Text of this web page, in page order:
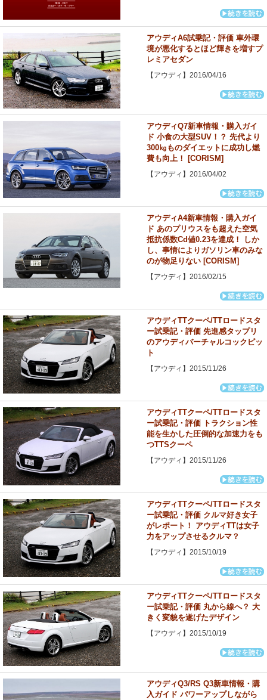
アウディA6試乗記・評価 車外環
境が悪化するとほど輝きを増すプ
レミアセダン
【アウディ】2016/04/16
アウディQ7新車情報・購入ガイ
ド 小食の大型SUV！？ 先代より
300㎏ものダイエットに成功し燃
費も向上！ [CORISM]
【アウディ】2016/04/02
アウディA4新車情報・購入ガイ
ド あのプリウスをも超えた空気
抵抗係数Cd値0.23を達成！ しか
し、事情によりガソリン車のみな
のが物足りない [CORISM]
【アウディ】2016/02/15
アウディTTクーペ/TTロードスタ
ー試乗記・評価 先進感タップリ
のアウディバーチャルコックピッ
ト
【アウディ】2015/11/26
アウディTTクーペ/TTロードスタ
ー試乗記・評価 トラクション性
能を生かした圧倒的な加速力をも
つTTSクーペ
【アウディ】2015/11/26
アウディTTクーペ/TTロードスタ
ー試乗記・評価 クルマ好き女子
がレポート！ アウディTTは女子
力をアップさせるクルマ？
【アウディ】2015/10/19
アウディTTクーペ/TTロードスタ
ー試乗記・評価 丸から線へ？ 大
きく変貌を遂げたデザイン
【アウディ】2015/10/19
アウディQ3/RS Q3新車情報・購
入ガイド パワーアップしながら